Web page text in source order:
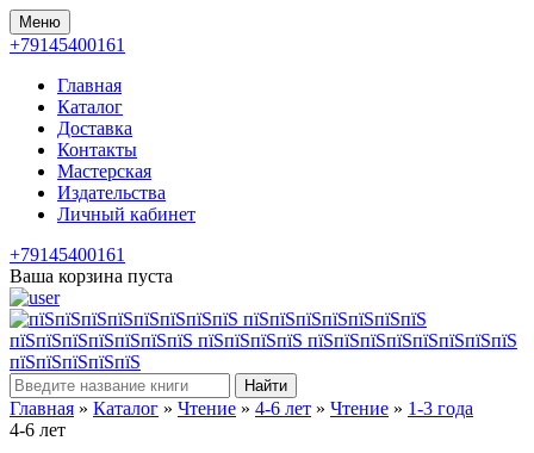
Меню
+79145400161
Главная
Каталог
Доставка
Контакты
Мастерская
Издательства
Личный кабинет
+79145400161
Ваша корзина пуста
Найти
Главная » Каталог » Чтение » 4-6 лет » Чтение » 1-3 года
4-6 лет